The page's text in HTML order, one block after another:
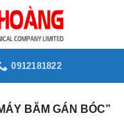
0912181822
BĂM GÁN BÓC”